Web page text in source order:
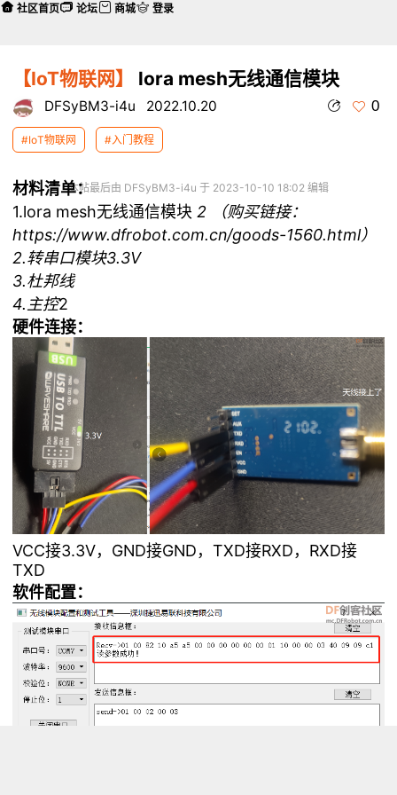
【IoT物联网】 lora mesh无线通信模块
DFSyBM3-i4u 2022.10.20 0
#IoT物联网 #入门教程
本帖最后由 DFSyBM3-i4u 于 2023-10-10 18:02 编辑
材料清单：
1.lora mesh无线通信模块 2 （购买链接：
https://www.dfrobot.com.cn/goods-1560.html）
2.转串口模块3.3V
3.杜邦线
4.主控2
硬件连接：
VCC接3.3V，GND接GND，TXD接RXD，RXD接
TXD
软件配置：
社区首页 论坛 商城 登录